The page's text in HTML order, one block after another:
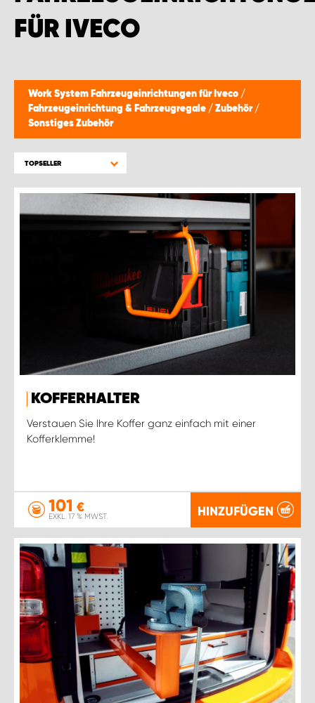
FÜR IVECO
Work System Fahrzeugeinrichtungen für Iveco /
Fahrzeugeinrichtung & Fahrzeugregale / Zubehör /
Sonstiges Zubehör
TOPSELLER
KOFFERHALTER
Verstauen Sie Ihre Koffer ganz einfach mit einer
Kofferklemme!
101 €
EXKL. 17 % MWST. HINZUFÜGEN